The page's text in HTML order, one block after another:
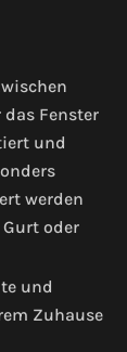
Fenster
und
werden
oder
und
Zuhause